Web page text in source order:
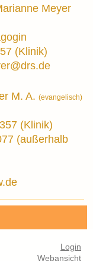
Meyer
(Klinik)
M. A. (evangelisch)
(Klinik)
(außerhalb
Login
Webansicht